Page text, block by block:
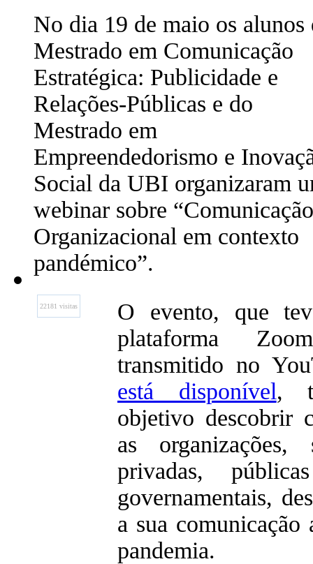
No dia 19 de maio os alunos
Mestrado em Comunicação
Estratégica: Publicidade e
Relações-Públicas e do
Mestrado em
Empreendedorismo e
Social da UBI organizaram
webinar sobre “Comunicação
Organizacional em contexto
pandémico”.
22181 visitas
O evento, que
plataforma
transmitido no
está disponível,
objetivo descobrir
as organizações,
privadas,
governamentais,
a sua comunicação
pandemia.